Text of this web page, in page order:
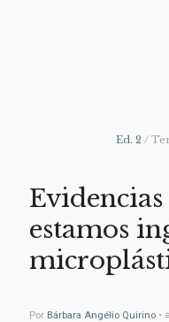
Ed. 2 /
estamos
Por Bárbara Angélio Quirino•